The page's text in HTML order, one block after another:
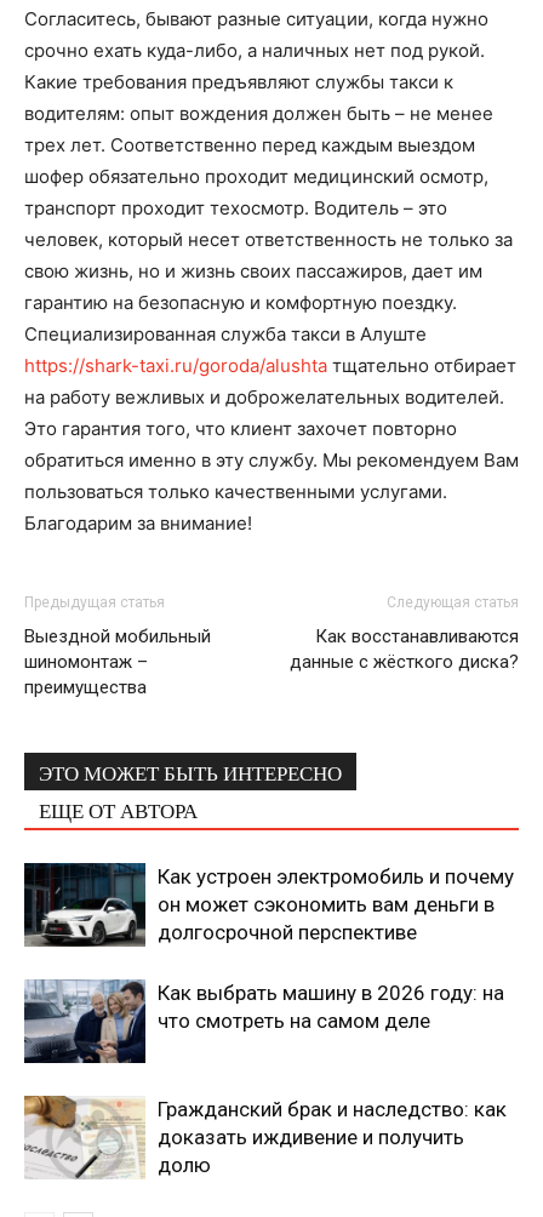
Согласитесь, бывают разные ситуации, когда нужно
срочно ехать куда-либо, а наличных нет под рукой.
Какие требования предъявляют службы такси к
водителям: опыт вождения должен быть – не менее
трех лет. Соответственно перед каждым выездом
шофер обязательно проходит медицинский осмотр,
транспорт проходит техосмотр. Водитель – это
человек, который несет ответственность не только за
свою жизнь, но и жизнь своих пассажиров, дает им
гарантию на безопасную и комфортную поездку.
Специализированная служба такси в Алуште
https://shark-taxi.ru/goroda/alushta тщательно отбирает
на работу вежливых и доброжелательных водителей.
Это гарантия того, что клиент захочет повторно
обратиться именно в эту службу. Мы рекомендуем Вам
пользоваться только качественными услугами.
Благодарим за внимание!
Предыдущая статья
Выездной мобильный
шиномонтаж –
преимущества
Следующая статья
Как восстанавливаются
данные с жёсткого диска?
ЭТО МОЖЕТ БЫТЬ ИНТЕРЕСНО
ЕЩЕ ОТ АВТОРА
Как устроен электромобиль и почему
он может сэкономить вам деньги в
долгосрочной перспективе
Как выбрать машину в 2026 году: на
что смотреть на самом деле
Гражданский брак и наследство: как
доказать иждивение и получить
долю